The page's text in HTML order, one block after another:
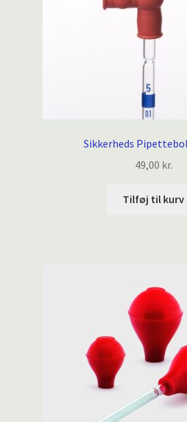
Sikkerheds
49,00 kr.
Tilføj til kurv